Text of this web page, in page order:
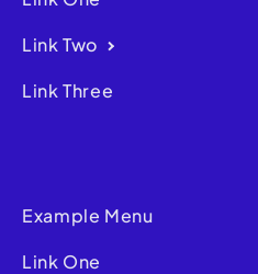
Link Two
Link Three
Example Menu
Link One